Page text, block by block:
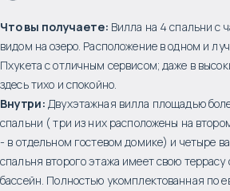
Что вы получаете: Вилла на 4 спальни с
видом на озеро. Расположение в одном и
Пхукета с отличным сервисом; даже в
здесь тихо и спокойно.
Внутри: Двухэтажная вилла площадью
спальни ( три из них расположены на
- в отдельном гостевом домике) и четыре
спальня второго этажа имеет свою террасу
бассейн. Полностью укомплектованная по